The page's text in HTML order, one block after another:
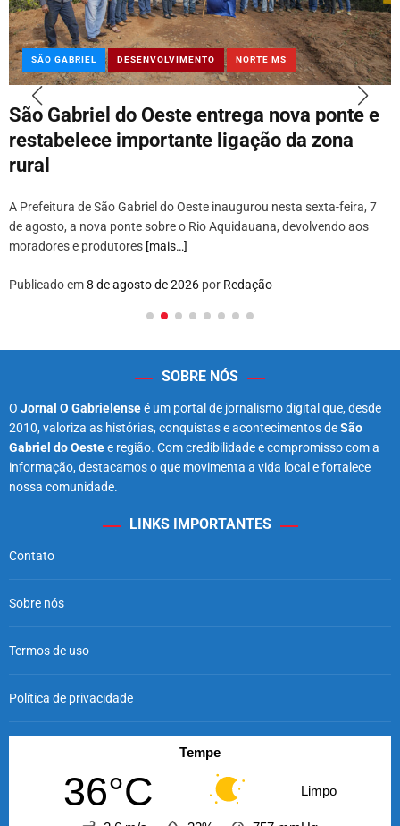
SÃO GABRIEL DESENVOLVIMENTO NORTE MS
São Gabriel do Oeste entrega nova ponte e
restabelece importante ligação da zona
rural
A Prefeitura de São Gabriel do Oeste inaugurou nesta sexta-feira, 7
de agosto, a nova ponte sobre o Rio Aquidauana, devolvendo aos
moradores e produtores [mais…]
Publicado em8 de agosto de 2026 por Redação
SOBRE NÓS
O Jornal O Gabrielenseé um portal de jornalismo digital que, desde
2010, valoriza as histórias, conquistas e acontecimentos deSão
Gabriel do Oestee região. Com credibilidade e compromisso com a
informação, destacamos o que movimenta a vida local e fortalece
nossa comunidade.
LINKS IMPORTANTES
Contato
Sobre nós
Termos de uso
Política de privacidade
Tempe
36°C Limpo